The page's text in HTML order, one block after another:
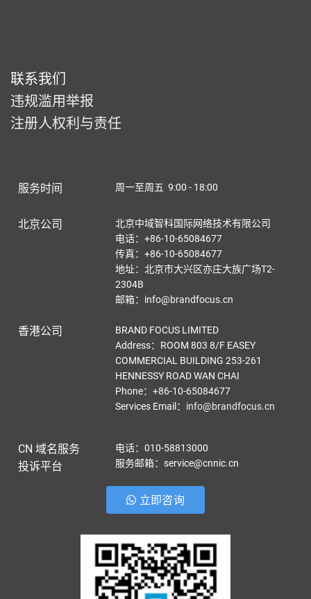
联系我们
违规滥用举报
注册人权利与责任
服务时间 周一至周五 9:00 - 18:00
北京公司
北京中域智科国际网络技术有限公司
电话：+86-10-65084677
传真：+86-10-65084677
地址：北京市大兴区亦庄大族广场T2-
2304B
邮箱：info@brandfocus.cn
香港公司
BRAND FOCUS LIMITED
Address：ROOM 803 8/F EASEY
COMMERCIAL BUILDING 253-261
HENNESSY ROAD WAN CHAI
Phone：+86-10-65084677
Services Email ： info@brandfocus.cn
CN 域名服务
投诉平台
电话：010-58813000
服务邮箱：service@cnnic.cn
立即咨询